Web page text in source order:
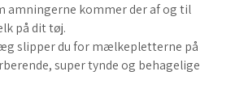
amningerne kommer der af og til
på dit tøj.
slipper du for mælkepletterne på
super tynde og behagelige